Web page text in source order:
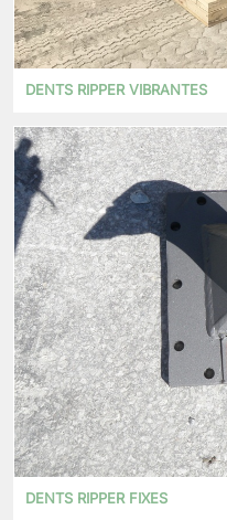
DENTS RIPPER VIBRANTES
DENTS RIPPER FIXES